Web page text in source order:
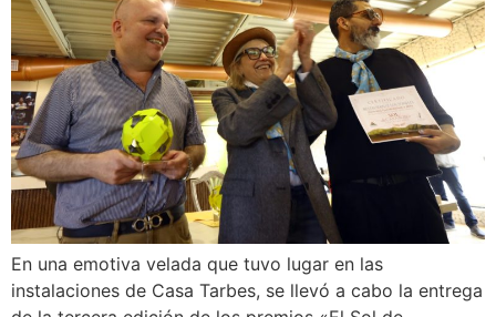
En una emotiva velada que tuvo lugar en las
instalaciones de Casa Tarbes, se llevó a cabo la entrega